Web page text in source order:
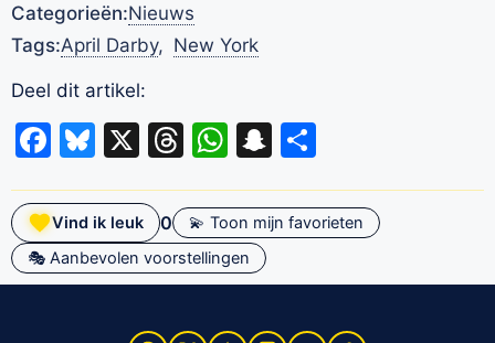
Categorieën:Nieuws
Tags:April Darby, New York
Deel dit artikel:
Facebook
Bluesky
X Threads
WhatsApp
Snapchat
Vind ik leuk 0
💫 Toon mijn favorieten
🎭 Aanbevolen voorstellingen